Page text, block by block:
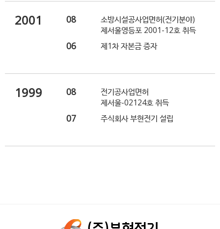
2001 08
소방시설공사업면허(전기분야)
제서울영등포 2001-12호 취득
06 제1차 자본금 증자
1999 08
전기공사업면허
제서울-02124호 취득
07 주식회사 부현전기 설립